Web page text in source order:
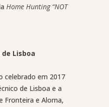
Home Hunting “NOT
Lisboa
celebrado em 2017
de Lisboa e a
Fronteira e Alorna,